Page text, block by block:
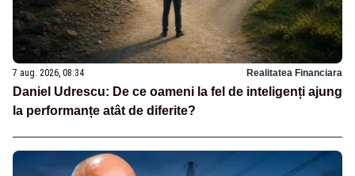
7 aug. 2026, 08:34 Realitatea Financiara
Daniel Udrescu: De ce oameni la fel de inteligenți ajung
la performanțe atât de diferite?